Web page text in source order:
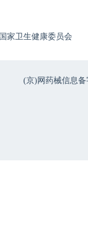
国家卫生健康委员会
(京)网药械信息备